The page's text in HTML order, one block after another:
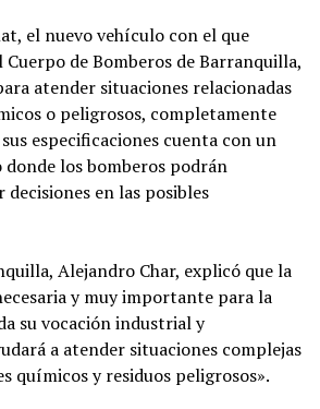
el nuevo vehículo con el que
Cuerpo de Bomberos de Barranquilla,
atender situaciones relacionadas
o peligrosos, completamente
especificaciones cuenta con un
los bomberos podrán
en las posibles
Alejandro Char, explicó que la
y muy importante para la
su vocación industrial y
a atender situaciones complejas
químicos y residuos peligrosos».